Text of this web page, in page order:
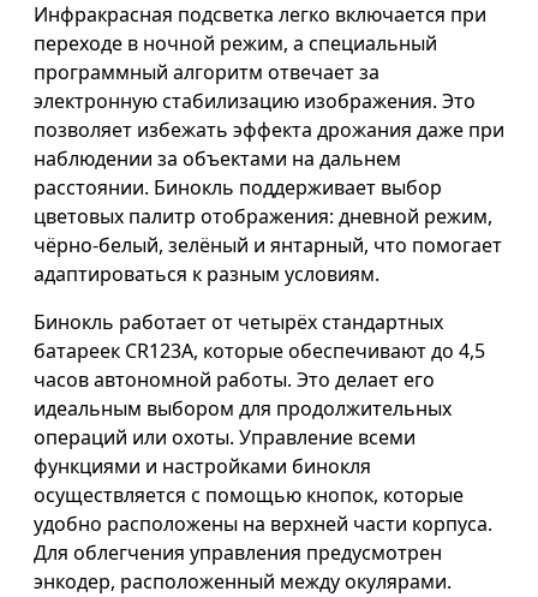
Инфракрасная подсветка легко включается при
переходе в ночной режим, а специальный
программный алгоритм отвечает за
электронную стабилизацию изображения. Это
позволяет избежать эффекта дрожания даже при
наблюдении за объектами на дальнем
расстоянии. Бинокль поддерживает выбор
цветовых палитр отображения: дневной режим,
чёрно-белый, зелёный и янтарный, что помогает
адаптироваться к разным условиям.
Бинокль работает от четырёх стандартных
батареек CR123A, которые обеспечивают до 4,5
часов автономной работы. Это делает его
идеальным выбором для продолжительных
операций или охоты. Управление всеми
функциями и настройками бинокля
осуществляется с помощью кнопок, которые
удобно расположены на верхней части корпуса.
Для облегчения управления предусмотрен
энкодер, расположенный между окулярами.